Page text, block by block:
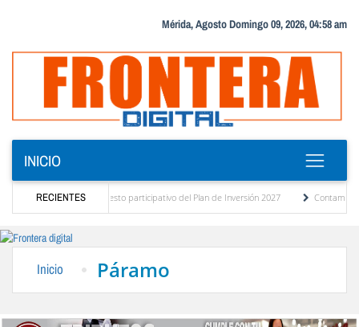
Mérida, Agosto Domingo 09, 2026, 04:58 am
INICIO
RECIENTES
del presupuesto participativo del Plan de Inversión 2027
Contaminación
Inicio Páramo